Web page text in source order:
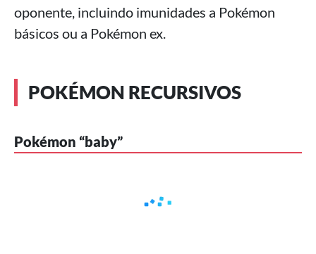
oponente, incluindo imunidades a Pokémon
básicos ou a Pokémon ex.
POKÉMON RECURSIVOS
Pokémon “baby”